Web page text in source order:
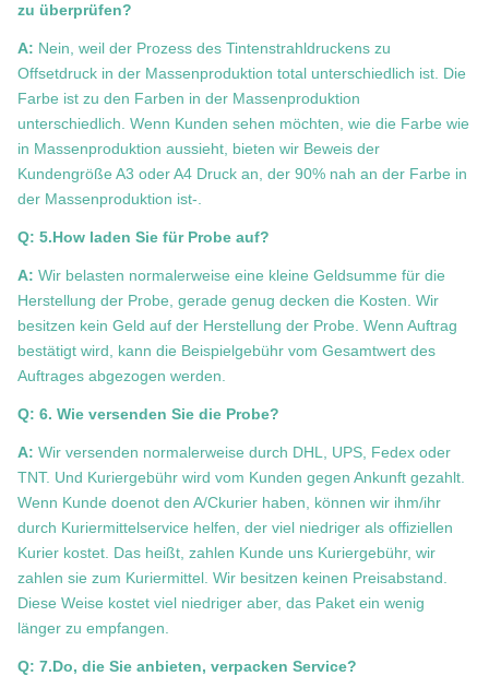
zu überprüfen?
A: Nein, weil der Prozess des Tintenstrahldruckens zu
Offsetdruck in der Massenproduktion total unterschiedlich ist. Die
Farbe ist zu den Farben in der Massenproduktion
unterschiedlich. Wenn Kunden sehen möchten, wie die Farbe wie
in Massenproduktion aussieht, bieten wir Beweis der
Kundengröße A3 oder A4 Druck an, der 90% nah an der Farbe in
der Massenproduktion ist-.
Q: 5.How laden Sie für Probe auf?
A: Wir belasten normalerweise eine kleine Geldsumme für die
Herstellung der Probe, gerade genug decken die Kosten. Wir
besitzen kein Geld auf der Herstellung der Probe. Wenn Auftrag
bestätigt wird, kann die Beispielgebühr vom Gesamtwert des
Auftrages abgezogen werden.
Q: 6. Wie versenden Sie die Probe?
A: Wir versenden normalerweise durch DHL, UPS, Fedex oder
TNT. Und Kuriergebühr wird vom Kunden gegen Ankunft gezahlt.
Wenn Kunde doenot den A/Ckurier haben, können wir ihm/ihr
durch Kuriermittelservice helfen, der viel niedriger als offiziellen
Kurier kostet. Das heißt, zahlen Kunde uns Kuriergebühr, wir
zahlen sie zum Kuriermittel. Wir besitzen keinen Preisabstand.
Diese Weise kostet viel niedriger aber, das Paket ein wenig
länger zu empfangen.
Q: 7.Do, die Sie anbieten, verpacken Service?